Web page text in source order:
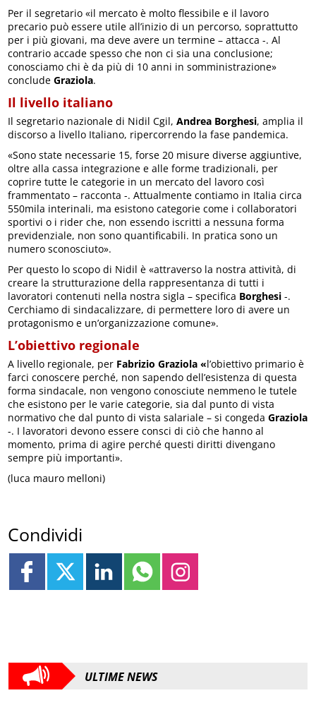
Per il segretario «il mercato è molto flessibile e il lavoro
precario può essere utile all’inizio di un percorso, soprattutto
per i più giovani, ma deve avere un termine – attacca -. Al
contrario accade spesso che non ci sia una conclusione;
conosciamo chi è da più di 10 anni in somministrazione»
concludeGraziola.
Il livello italiano
Il segretario nazionale di Nidil Cgil,Andrea Borghesi, amplia il
discorso a livello Italiano, ripercorrendo la fase pandemica.
«Sono state necessarie 15, forse 20 misure diverse aggiuntive,
oltre alla cassa integrazione e alle forme tradizionali, per
coprire tutte le categorie in un mercato del lavoro così
frammentato – racconta -. Attualmente contiamo in Italia circa
550mila interinali, ma esistono categorie come i collaboratori
sportivi o i rider che, non essendo iscritti a nessuna forma
previdenziale, non sono quantificabili. In pratica sono un
numero sconosciuto».
Per questo lo scopo di Nidil è «attraverso la nostra attività, di
creare la strutturazione della rappresentanza di tutti i
lavoratori contenuti nella nostra sigla – specifica Borghesi -.
Cerchiamo di sindacalizzare, di permettere loro di avere un
protagonismo e un’organizzazione comune».
L’obiettivo regionale
A livello regionale, per Fabrizio Graziola «l’obiettivo primario è
farci conoscere perché, non sapendo dell’esistenza di questa
forma sindacale, non vengono conosciute nemmeno le tutele
che esistono per le varie categorie, sia dal punto di vista
normativo che dal punto di vista salariale – si congedaGraziola
-. I lavoratori devono essere consci di ciò che hanno al
momento, prima di agire perché questi diritti divengano
sempre più importanti».
(luca mauro melloni)
Condividi
ULTIME NEWS